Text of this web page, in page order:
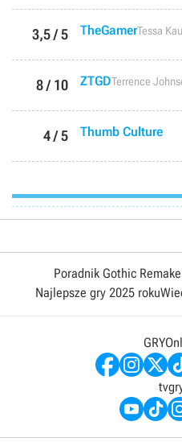
3,5 / 5 TheGamerTessa
8 / 10 ZTGDTerrence
4 / 5 Thumb Culture
Poradnik Gothic Remake
Najlepsze gry 2025 roku